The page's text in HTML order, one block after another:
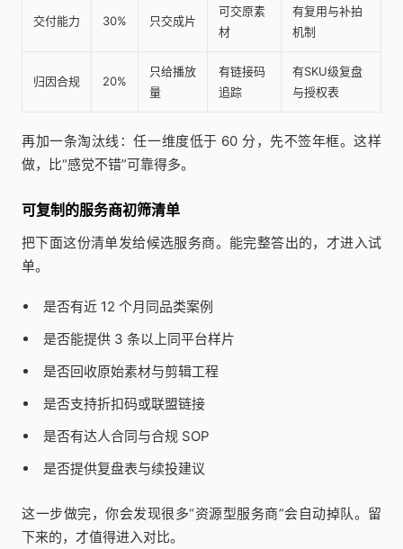
交付能力 30% 只交成片
可交原素
材
有复用与补拍
机制
归因合规 20%
只给播放
量
有链接码
追踪
有SKU级复盘
与授权表
再加一条淘汰线：任一维度低于 60 分，先不签年框。这样
做，比“感觉不错”可靠得多。
可复制的服务商初筛清单
把下面这份清单发给候选服务商。能完整答出的，才进入试
单。
是否有近 12 个月同品类案例
是否能提供 3 条以上同平台样片
是否回收原始素材与剪辑工程
是否支持折扣码或联盟链接
是否有达人合同与合规 SOP
是否提供复盘表与续投建议
这一步做完，你会发现很多“资源型服务商”会自动掉队。留
下来的，才值得进入对比。